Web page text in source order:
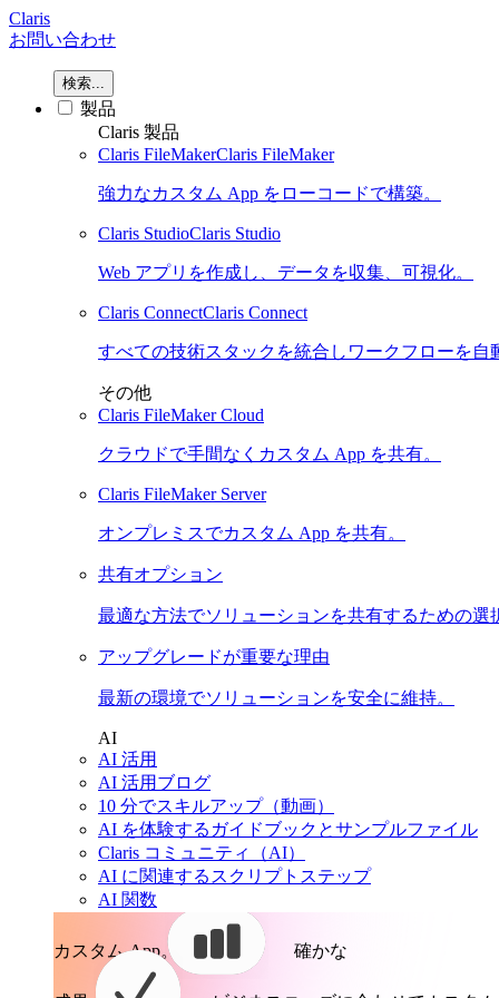
Claris
お問い合わせ
検索...
製品
Claris 製品
Claris FileMakerClaris FileMaker
強力なカスタム App をローコードで構築。
Claris StudioClaris Studio
Web アプリを作成し、データを収集、可視化。
Claris ConnectClaris Connect
すべての技術スタックを統合しワークフローを自
その他
Claris FileMaker Cloud
クラウドで手間なくカスタム App を共有。
Claris FileMaker Server
オンプレミスでカスタム App を共有。
共有オプション
最適な方法でソリューションを共有するための選
アップグレードが重要な理由
最新の環境でソリューションを安全に維持。
AI
AI 活用
AI 活用ブログ
10 分でスキルアップ（動画）
AI を体験するガイドブックとサンプルファイル
Claris コミュニティ（AI）
AI に関連するスクリプトステップ
AI 関数
カスタム App。 確かな